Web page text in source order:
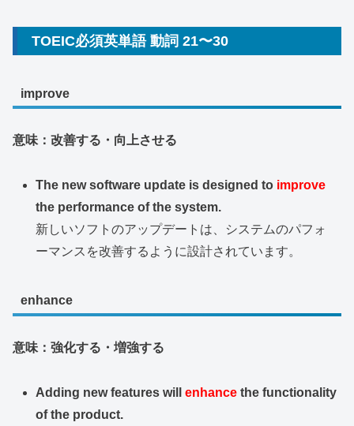
TOEIC必須英単語 動詞 21〜30
improve
意味：改善する・向上させる
The new software update is designed to improve
the performance of the system.
新しいソフトのアップデートは、システムのパフォ
ーマンスを改善するように設計されています。
enhance
意味：強化する・増強する
Adding new features willenhance the functionality
of the product.